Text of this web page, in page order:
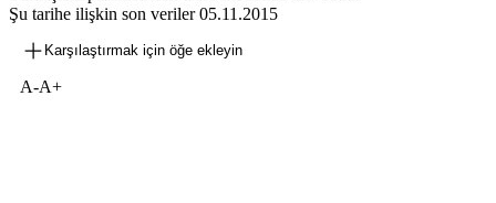
Şu tarihe ilişkin son veriler05.11.2015
Karşılaştırmak için öğe ekleyin